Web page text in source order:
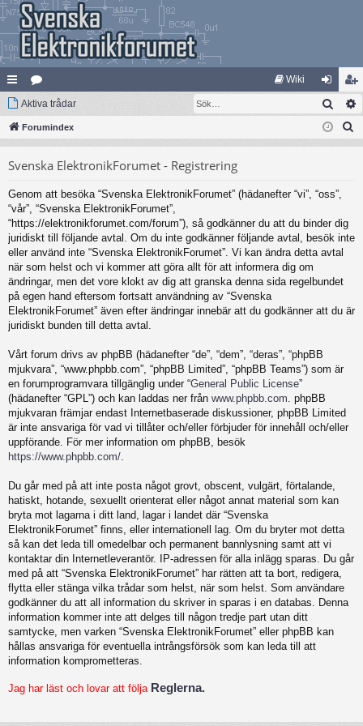
na
bb
ar
at
eg
Wiki
og
ga
li
m
Aktiva trådar Sök
Forumindex
Svenska ElektronikForumet - Registrering
Genom att besöka “Svenska ElektronikForumet” (hädanefter “vi”, “oss”,
“vår”, “Svenska ElektronikForumet”,
“https://elektronikforumet.com/forum”), så godkänner du att du binder dig
juridiskt till följande avtal. Om du inte godkänner följande avtal, besök inte
eller använd inte “Svenska ElektronikForumet”. Vi kan ändra detta avtal
när som helst och vi kommer att göra allt för att informera dig om
ändringar, men det vore klokt av dig att granska denna sida regelbundet
på egen hand eftersom fortsatt användning av “Svenska
ElektronikForumet” även efter ändringar innebär att du godkänner att du är
juridiskt bunden till detta avtal.
Vårt forum drivs av phpBB (hädanefter “de”, “dem”, “deras”, “phpBB
mjukvara”, “www.phpbb.com”, “phpBB Limited”, “phpBB Teams”) som är
en forumprogramvara tillgänglig under “General Public License”
(hädanefter “GPL”) och kan laddas ner från www.phpbb.com . phpBB
mjukvaran främjar endast Internetbaserade diskussioner, phpBB Limited
är inte ansvariga för vad vi tillåter och/eller förbjuder för innehåll och/eller
uppförande. För mer information om phpBB, besök
https://www.phpbb.com/
Du går med på att inte posta något grovt, obscent, vulgärt, förtalande,
hatiskt, hotande, sexuellt orienterat eller något annat material som kan
bryta mot lagarna i ditt land, lagar i landet där “Svenska
ElektronikForumet” finns, eller internationell lag. Om du bryter mot detta
så kan det leda till omedelbar och permanent bannlysning samt att vi
kontaktar din Internetleverantör. IP-adressen för alla inlägg sparas. Du går
med på att “Svenska ElektronikForumet” har rätten att ta bort, redigera,
flytta eller stänga vilka trådar som helst, när som helst. Som användare
godkänner du att all information du skriver in sparas i en databas. Denna
information kommer inte att delges till någon tredje part utan ditt
samtycke, men varken “Svenska ElektronikForumet” eller phpBB kan
hållas ansvariga för eventuella intrångsförsök som kan leda till att
information komprometteras.
Jag har läst och lovar att följa Reglerna.